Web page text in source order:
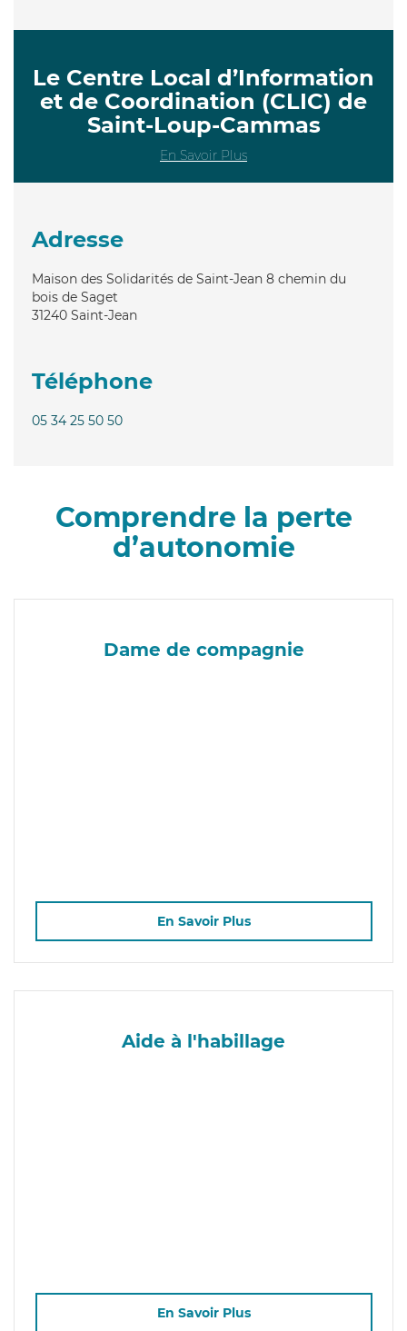
Le Centre Local d’Information
et de Coordination (CLIC) de
Saint-Loup-Cammas
En Savoir Plus
Adresse
Maison des Solidarités de Saint-Jean 8 chemin du
bois de Saget
31240 Saint-Jean
Téléphone
05 34 25 50 50
Comprendre la perte
d’autonomie
Dame de compagnie
En Savoir Plus
Aide à l'habillage
En Savoir Plus